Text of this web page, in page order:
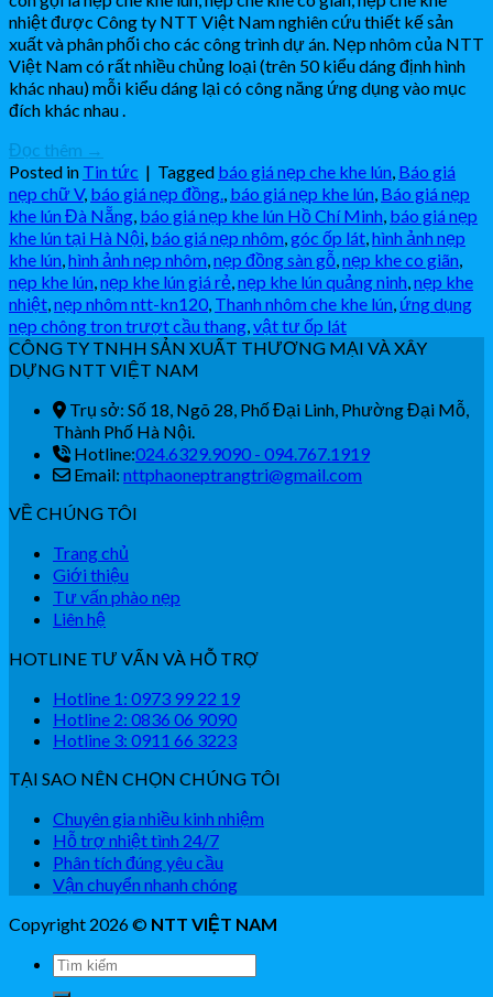
nhiệt được Công ty NTT Việt Nam nghiên cứu thiết kế sản
xuất và phân phối cho các công trình dự án. Nẹp nhôm của NTT
Việt Nam có rất nhiều chủng loại (trên 50 kiểu dáng định hình
khác nhau) mỗi kiểu dáng lại có công năng ứng dụng vào mục
đích khác nhau .
Đọc thêm →
Posted in Tin tức | Tagged báo giá nẹp che khe lún, Báo giá
nẹp chữ V, báo giá nẹp đồng., báo giá nẹp khe lún, Báo giá nẹp
khe lún Đà Nẵng, báo giá nẹp khe lún Hồ Chí Minh, báo giá nẹp
khe lún tại Hà Nội, báo giá nẹp nhôm,góc ốp lát,hình ảnh nẹp
khe lún,hình ảnh nẹp nhôm,nẹp đồng sàn gỗ,nẹp khe co giãn,
nẹp khe lún,nẹp khe lún giá rẻ,nẹp khe lún quảng ninh,nẹp khe
nhiệt,nẹp nhôm ntt-kn120, Thanh nhôm che khe lún, ứng dụng
nẹp chông tron trượt cầu thang,vật tư ốp lát
CÔNG TY TNHH SẢN XUẤT THƯƠNG MẠI VÀ XÂY
DỰNG NTT VIỆT NAM
Trụ sở: Số 18, Ngõ 28, Phố Đại Linh, Phường Đại Mỗ,
Thành Phố Hà Nội.
Hotline:024.6329.9090 - 094.767.1919
Email: nttphaoneptrangtri@gmail.com
VỀ CHÚNG TÔI
Trang chủ
Giới thiệu
Tư vấn phào nẹp
Liên hệ
HOTLINE TƯ VẤN VÀ HỖ TRỢ
Hotline 1: 0973 99 22 19
Hotline 2: 0836 06 9090
Hotline 3: 0911 66 3223
TẠI SAO NÊN CHỌN CHÚNG TÔI
Chuyên gia nhiều kinh nhiệm
Hỗ trợ nhiệt tình 24/7
Phân tích đúng yêu cầu
Vận chuyển nhanh chóng
Copyright 2026 © NTT VIỆT NAM